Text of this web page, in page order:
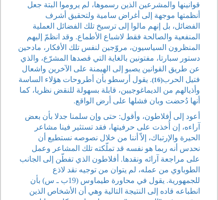
قوانينها والمشرعين الذين رسموها، لم يروموا البتة جعل
أنظمتها موجهة إلى أغراض سامية ولتحقيق أشرف
الفضائل، بل إنهم مالوا إلى ترسيخ تلك الفضائل العملية
المنفعية والصالحة فقط لاشباع الأطماع. وقد انظمّ إليهم
المنظرون السياسيون، مروّجين لنفس تلك الأفكار، مادحين
دستور سبارتا، مفتونين بالغاية التي قصدها المشرّع، والذي
عن طريق القوانين يصبو إلى الهيمنة على الآخرين واشعال
فتيل الحرب(16)
. يقول أرسطو بأن أطروحات هؤلاء الساسة
وأذيالهم من الديماغوجيين، قابلة بسهولة للنقض نظريا، كما
أنها دُحضت وبان فشلها على أرض الواقع.
أعود إلى أفلاطون، وأقول: حتى وإن سلمنا جدلا بأن بعض
آراءه، إن أُخذت على حرفيتها، فقد تستثير فينا مشاعر
الحيرة والإرتباك، إلاّ أننا من خلال نصوصه نستطيع أن
نحدس أنه ربما هو نفسه قد تملّكته تلك المشاعر وعمل
على مراجعة آرائه ونقدها. أفلاطون الذي تفطّن إلى الجانب
الطوباوي من عمله، لم يتوان من توجيه نقد لاذع
للجمهورية. يقول في محاورة طيماوس (19ب ـ س) بأن
انطباعه قاده إلى النتيجة التالية وهي أن الأشخاص الذين